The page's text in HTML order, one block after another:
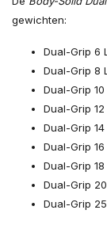
gewichten:
Dual-Grip 6
Dual-Grip 8
Dual-Grip
Dual-Grip
Dual-Grip
Dual-Grip 16
Dual-Grip
Dual-Grip
Dual-Grip 25